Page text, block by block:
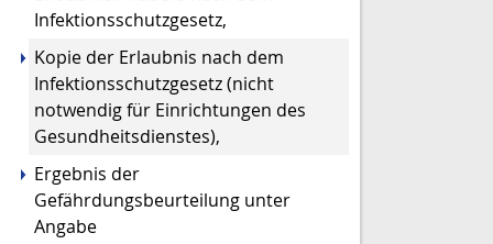
Infektionsschutzgesetz,
Kopie der Erlaubnis nach dem
Infektionsschutzgesetz (nicht
notwendig für Einrichtungen des
Gesundheitsdienstes),
Ergebnis der
Gefährdungsbeurteilung unter
Angabe